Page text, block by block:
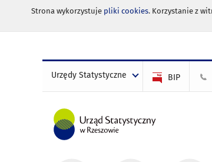
Strona wykorzystuje pliki cookies. Korzystanie z
Urzędy Statystyczne BIP